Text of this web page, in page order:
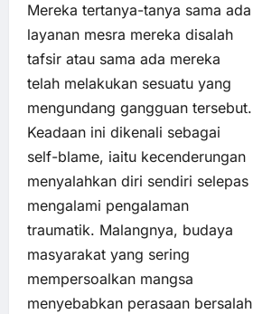
Mereka tertanya-tanya sama ada
layanan mesra mereka disalah
tafsir atau sama ada mereka
telah melakukan sesuatu yang
mengundang gangguan tersebut.
Keadaan ini dikenali sebagai
self-blame, iaitu kecenderungan
menyalahkan diri sendiri selepas
mengalami pengalaman
traumatik. Malangnya, budaya
masyarakat yang sering
mempersoalkan mangsa
menyebabkan perasaan bersalah